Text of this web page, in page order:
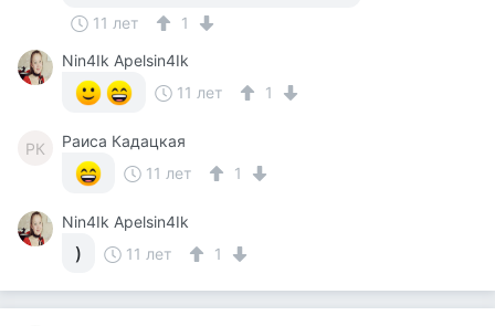
11 лет
1
Nin4Ik Apelsin4Ik
11 лет
1
РК
Раиса Кадацкая
11 лет
1
Nin4Ik Apelsin4Ik
) 11 лет 1